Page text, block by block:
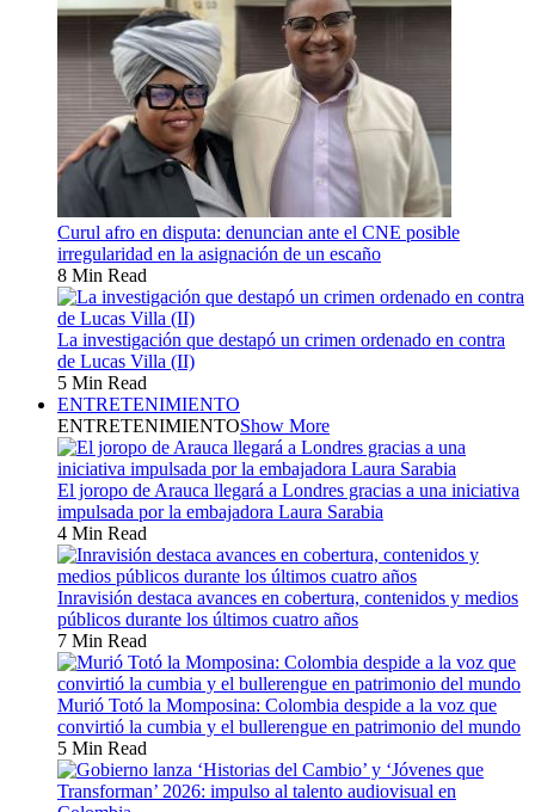
Curul afro en disputa: denuncian ante el CNE posible
irregularidad en la asignación de un escaño
8 Min Read
La investigación que destapó un crimen ordenado en contra
de Lucas Villa (II)
5 Min Read
ENTRETENIMIENTO
ENTRETENIMIENTOShow More
El joropo de Arauca llegará a Londres gracias a una iniciativa
impulsada por la embajadora Laura Sarabia
4 Min Read
Inravisión destaca avances en cobertura, contenidos y medios
públicos durante los últimos cuatro años
7 Min Read
Murió Totó la Momposina: Colombia despide a la voz que
convirtió la cumbia y el bullerengue en patrimonio del mundo
5 Min Read